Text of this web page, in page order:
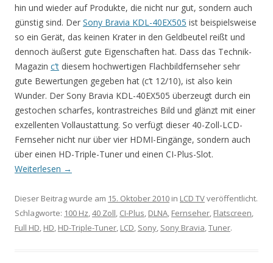
hin und wieder auf Produkte, die nicht nur gut, sondern auch
günstig sind. Der Sony Bravia KDL-40EX505 ist beispielsweise
so ein Gerät, das keinen Krater in den Geldbeutel reißt und
dennoch äußerst gute Eigenschaften hat. Dass das Technik-
Magazin c’t diesem hochwertigen Flachbildfernseher sehr
gute Bewertungen gegeben hat (c’t 12/10), ist also kein
Wunder. Der Sony Bravia KDL-40EX505 überzeugt durch ein
gestochen scharfes, kontrastreiches Bild und glänzt mit einer
exzellenten Vollaustattung. So verfügt dieser 40-Zoll-LCD-
Fernseher nicht nur über vier HDMI-Eingänge, sondern auch
über einen HD-Triple-Tuner und einen CI-Plus-Slot.
Weiterlesen →
Dieser Beitrag wurde am 15. Oktober 2010 in LCD TVveröffentlicht.
Schlagworte: 100 Hz,40 Zoll, CI-Plus, DLNA, Fernseher, Flatscreen,
Full HD, HD, HD-Triple-Tuner, LCD, Sony, Sony Bravia,Tuner.